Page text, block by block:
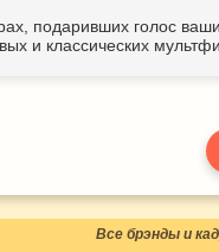
подаривших голос
и классических
Все брэнды и